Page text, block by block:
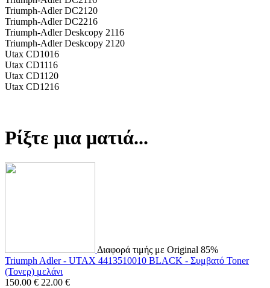
Triumph-Adler DC2120
Triumph-Adler DC2216
Triumph-Adler Deskcopy 2116
Triumph-Adler Deskcopy 2120
Utax CD1016
Utax CD1116
Utax CD1120
Utax CD1216
Ρίξτε μια ματιά...
Διαφορά τιμής με Original 85%
Triumph Adler - UTAX 4413510010 BLACK - Συμβατό Toner
(Τονερ) μελάνι
150.00 € 22.00 €